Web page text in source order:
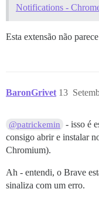
Notifications -
Esta extensão não
BaronGrivet 13
@patrickemin
- isso é
consigo abrir e instalar
Chromium).
Ah - entendi, o Brave
sinaliza com um erro.